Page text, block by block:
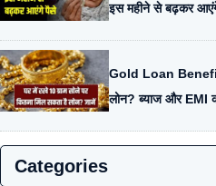
इस महीने से बढ़कर
Gold Loan Benefit:
लोन? ब्याज और
Categories